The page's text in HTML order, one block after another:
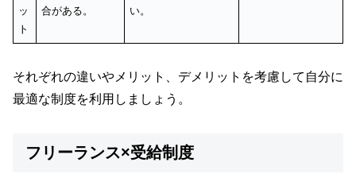
ッ
ト
合がある。
い。
それぞれの違いやメリット、デメリットを考慮して自分に
最適な制度を利用しましょう。
フリーランス×受給制度